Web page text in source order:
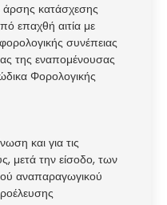
άρσης κατάσχεσης
επαχθή αιτία με
συνέπειας
της εναπομένουσας
Φορολογικής
και για τις
μετά την είσοδο, των
αναπαραγωγικού